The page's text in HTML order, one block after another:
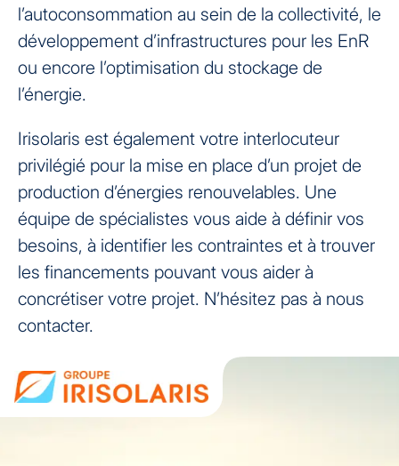
l’autoconsommation au sein de la collectivité, le
développement d’infrastructures pour les EnR
ou encore l’optimisation du stockage de
l’énergie.
Irisolaris est également votre interlocuteur
privilégié pour la mise en place d’un projet de
production d’énergies renouvelables. Une
équipe de spécialistes vous aide à définir vos
besoins, à identifier les contraintes et à trouver
les financements pouvant vous aider à
concrétiser votre projet. N’hésitez pas à nous
contacter.